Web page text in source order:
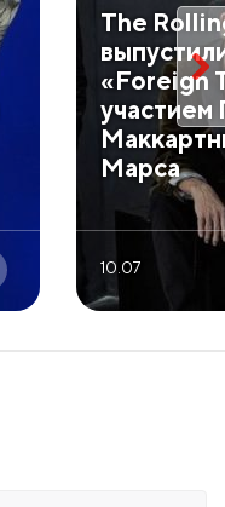
The
«Foreign
участием
Марса
10.07